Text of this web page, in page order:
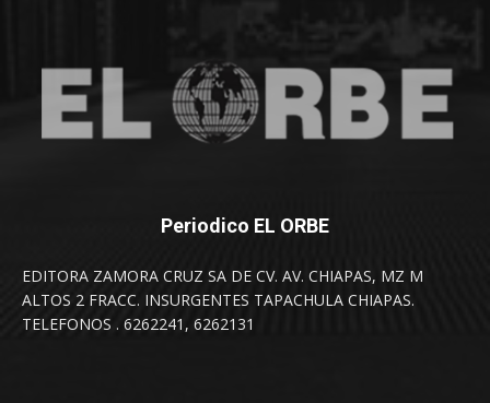
Periodico EL ORBE
EDITORA ZAMORA CRUZ SA DE CV. AV. CHIAPAS, MZ M
ALTOS 2 FRACC. INSURGENTES TAPACHULA CHIAPAS.
TELEFONOS . 6262241, 6262131